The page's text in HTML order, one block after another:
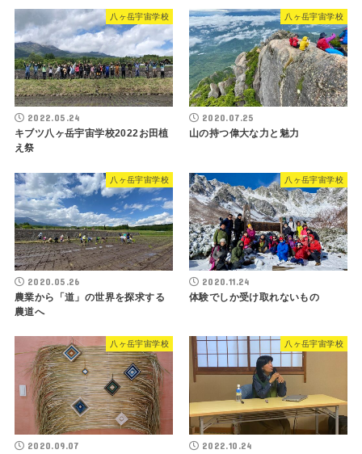
八ヶ岳宇宙学校
2022.05.24
キブツ八ヶ岳宇宙学校2022お田植
え祭
八ヶ岳宇宙学校
2020.07.25
山の持つ偉大な力と魅力
八ヶ岳宇宙学校
2020.05.26
農業から「道」の世界を探求する
農道へ
八ヶ岳宇宙学校
2020.11.24
体験でしか受け取れないもの
八ヶ岳宇宙学校
2020.09.07
八ヶ岳宇宙学校
2022.10.24